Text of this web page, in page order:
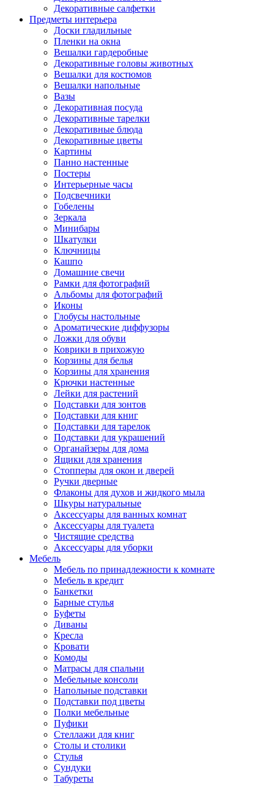
Декоративные салфетки
Предметы интерьера
Доски гладильные
Пленки на окна
Вешалки гардеробные
Декоративные головы животных
Вешалки для костюмов
Вешалки напольные
Вазы
Декоративная посуда
Декоративные тарелки
Декоративные блюда
Декоративные цветы
Картины
Панно настенные
Постеры
Интерьерные часы
Подсвечники
Гобелены
Зеркала
Минибары
Шкатулки
Ключницы
Кашпо
Домашние свечи
Рамки для фотографий
Альбомы для фотографий
Иконы
Глобусы настольные
Ароматические диффузоры
Ложки для обуви
Коврики в прихожую
Корзины для белья
Корзины для хранения
Крючки настенные
Лейки для растений
Подставки для зонтов
Подставки для книг
Подставки для тарелок
Подставки для украшений
Органайзеры для дома
Ящики для хранения
Стопперы для окон и дверей
Ручки дверные
Флаконы для духов и жидкого мыла
Шкуры натуральные
Аксессуары для ванных комнат
Аксессуары для туалета
Чистящие средства
Аксессуары для уборки
Мебель
Мебель по принадлежности к комнате
Мебель в кредит
Банкетки
Барные стулья
Буфеты
Диваны
Кресла
Кровати
Комоды
Матрасы для спальни
Мебельные консоли
Напольные подставки
Подставки под цветы
Полки мебельные
Пуфики
Стеллажи для книг
Столы и столики
Стулья
Сундуки
Табуреты